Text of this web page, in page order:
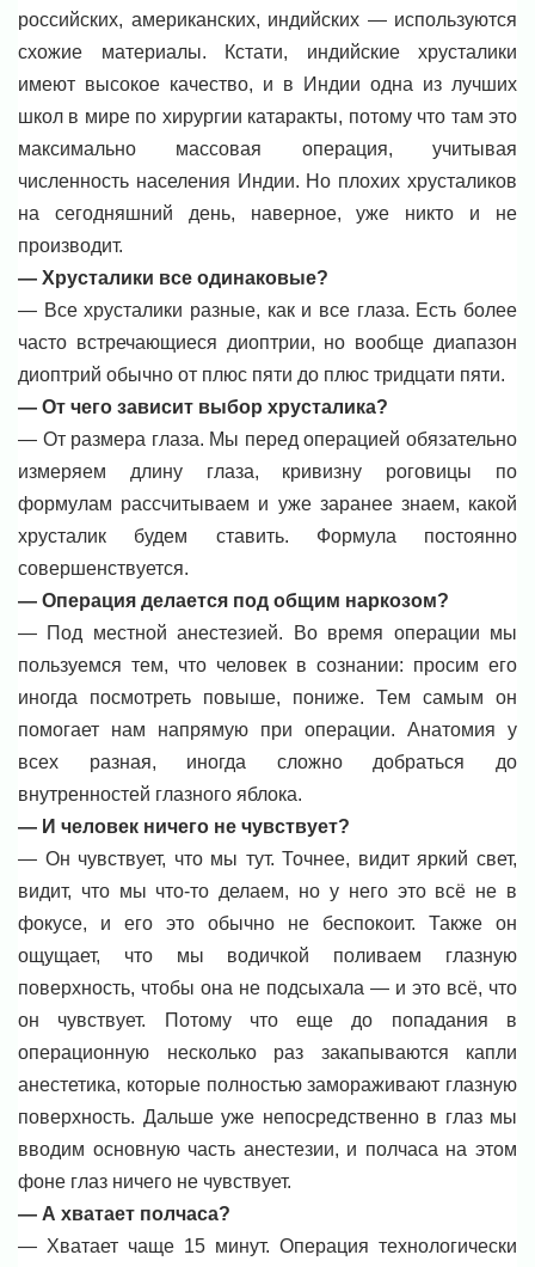
российских, американских, индийских — используются
схожие материалы. Кстати, индийские хрусталики
имеют высокое качество, и в Индии одна из лучших
школ в мире по хирургии катаракты, потому что там это
максимально массовая операция, учитывая
численность населения Индии. Но плохих хрусталиков
на сегодняшний день, наверное, уже никто и не
производит.
— Хрусталики все одинаковые?
— Все хрусталики разные, как и все глаза. Есть более
часто встречающиеся диоптрии, но вообще диапазон
диоптрий обычно от плюс пяти до плюс тридцати пяти.
— От чего зависит выбор хрусталика?
— От размера глаза. Мы перед операцией обязательно
измеряем длину глаза, кривизну роговицы по
формулам рассчитываем и уже заранее знаем, какой
хрусталик будем ставить. Формула постоянно
совершенствуется.
— Операция делается под общим наркозом?
— Под местной анестезией. Во время операции мы
пользуемся тем, что человек в сознании: просим его
иногда посмотреть повыше, пониже. Тем самым он
помогает нам напрямую при операции. Анатомия у
всех разная, иногда сложно добраться до
внутренностей глазного яблока.
— И человек ничего не чувствует?
— Он чувствует, что мы тут. Точнее, видит яркий свет,
видит, что мы что-то делаем, но у него это всё не в
фокусе, и его это обычно не беспокоит. Также он
ощущает, что мы водичкой поливаем глазную
поверхность, чтобы она не подсыхала — и это всё, что
он чувствует. Потому что еще до попадания в
операционную несколько раз закапываются капли
анестетика, которые полностью замораживают глазную
поверхность. Дальше уже непосредственно в глаз мы
вводим основную часть анестезии, и полчаса на этом
фоне глаз ничего не чувствует.
— А хватает полчаса?
— Хватает чаще 15 минут. Операция технологически